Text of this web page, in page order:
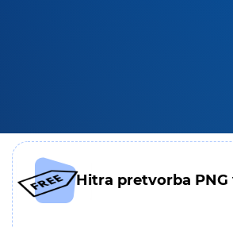
Hitra pretvorba PNG